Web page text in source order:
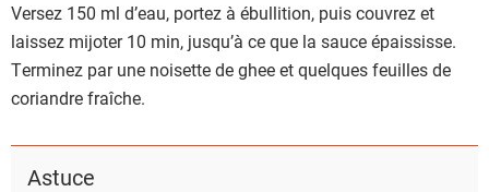
Versez 150 ml d’eau, portez à ébullition, puis couvrez et
laissez mijoter 10 min, jusqu’à ce que la sauce épaississe.
Terminez par une noisette de ghee et quelques feuilles de
coriandre fraîche.
Astuce